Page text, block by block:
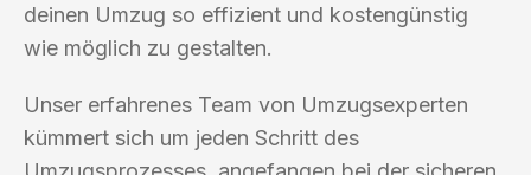
deinen Umzug so effizient und kostengünstig
wie möglich zu gestalten.
Unser erfahrenes Team von Umzugsexperten
kümmert sich um jeden Schritt des